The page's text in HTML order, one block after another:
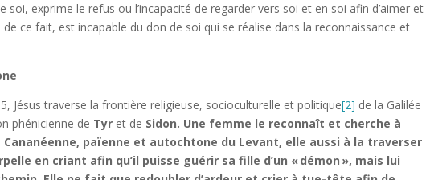
soi, exprime le refus ou l’incapacité de regarder vers soi et en soi afin d’aimer et
ce fait, est incapable du don de soi qui se réalise dans la reconnaissance et
Jésus traverse la frontière religieuse, socioculturelle et politique[2] de la Galilée
phénicienne de Tyr et de Sidon. Une femme le reconnaît et cherche à
Cananéenne, païenne et autochtone du Levant, elle aussi à la traverser
en criant afin qu’il puisse guérir sa fille d’un « démon », mais lui